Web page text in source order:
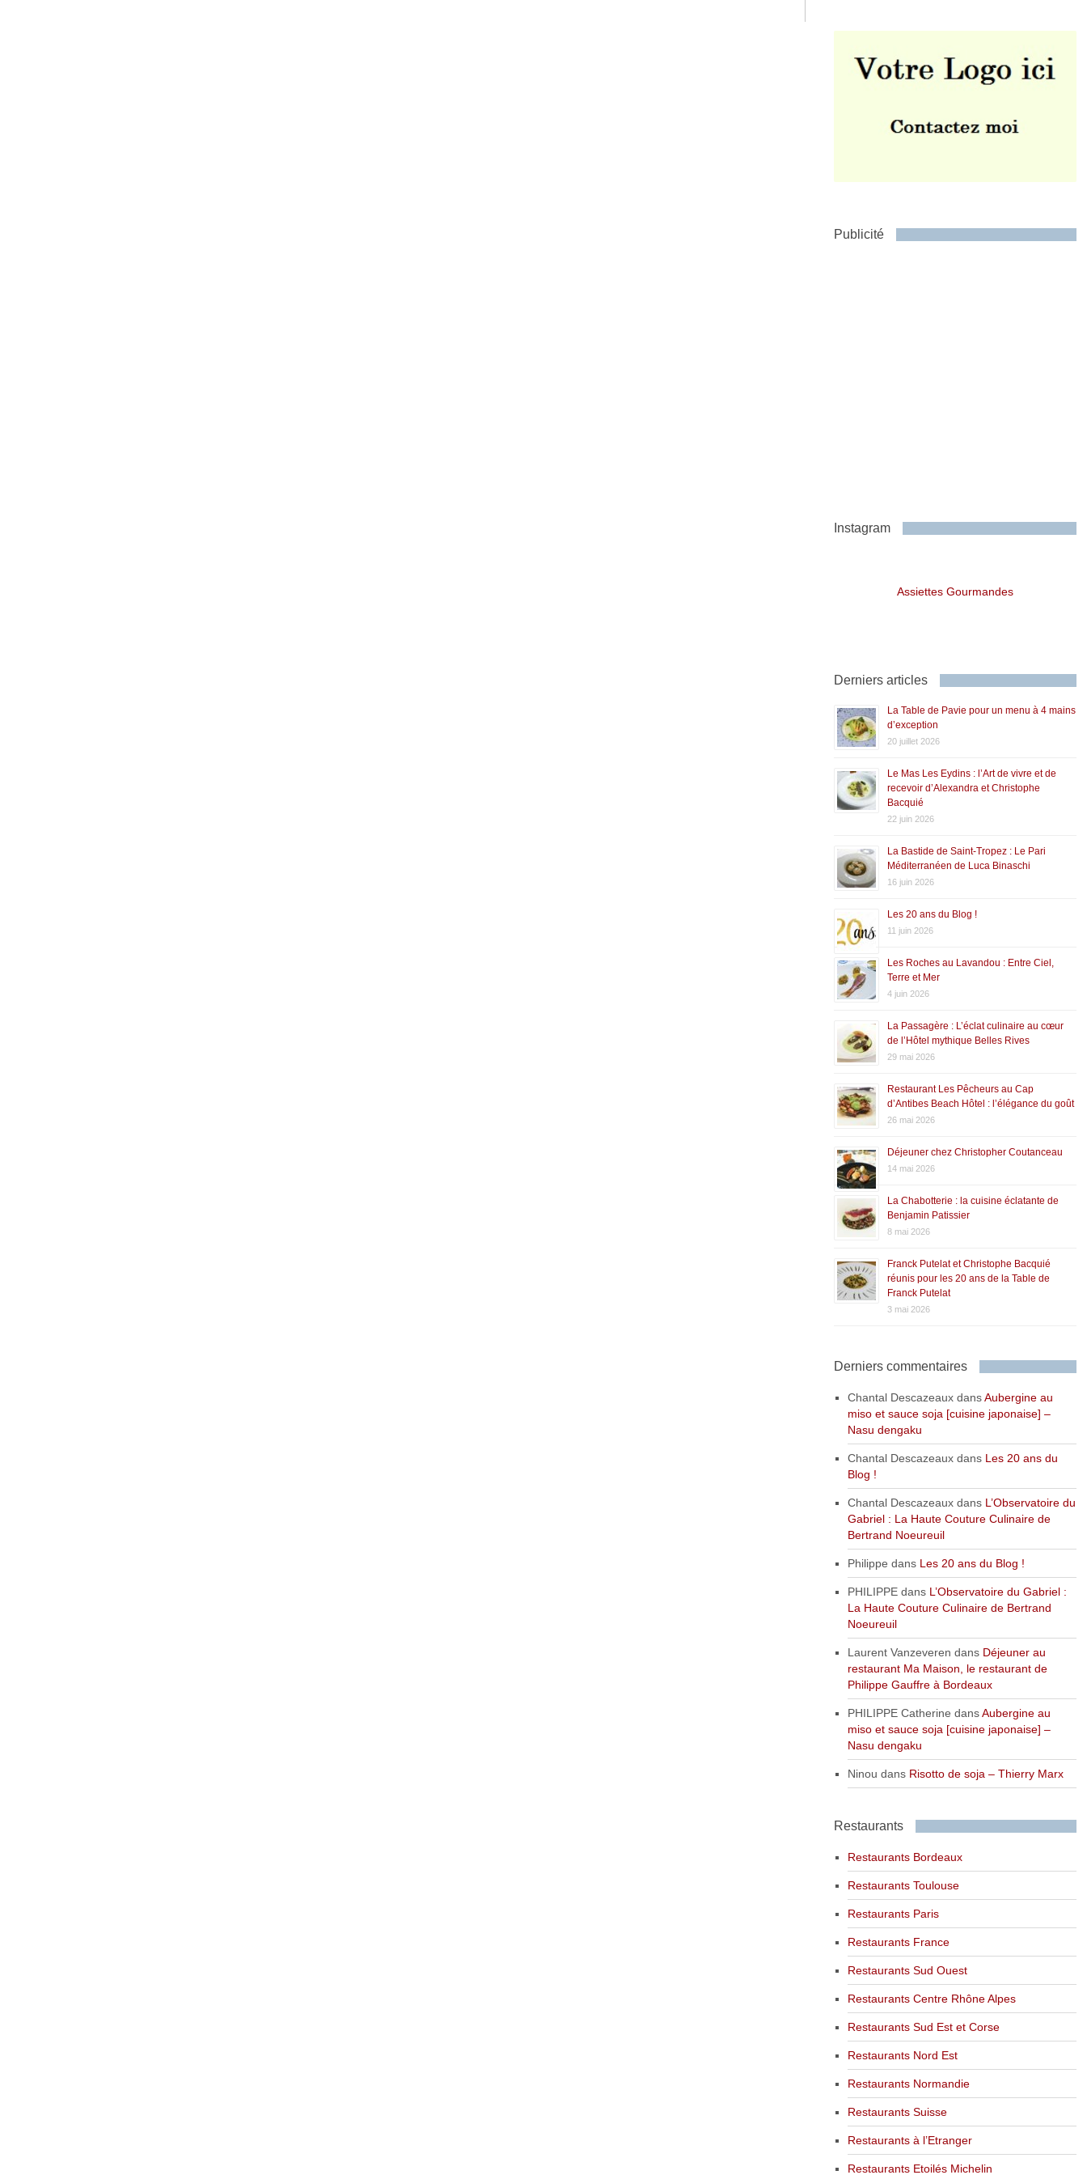
Publicité
Instagram
Assiettes Gourmandes
Derniers articles
La Table de Pavie pour un menu à 4 mains
d’exception
20 juillet 2026
Le Mas Les Eydins : l’Art de vivre et de
recevoir d’Alexandra et Christophe
Bacquié
22 juin 2026
La Bastide de Saint-Tropez : Le Pari
Méditerranéen de Luca Binaschi
16 juin 2026
Les 20 ans du Blog !
11 juin 2026
Les Roches au Lavandou : Entre Ciel,
Terre et Mer
4 juin 2026
La Passagère : L’éclat culinaire au cœur
de l’Hôtel mythique Belles Rives
29 mai 2026
Restaurant Les Pêcheurs au Cap
d’Antibes Beach Hôtel : l’élégance du goût
26 mai 2026
Déjeuner chez Christopher Coutanceau
14 mai 2026
La Chabotterie : la cuisine éclatante de
Benjamin Patissier
8 mai 2026
Franck Putelat et Christophe Bacquié
réunis pour les 20 ans de la Table de
Franck Putelat
3 mai 2026
Derniers commentaires
Chantal DescazeauxdansAubergine au
miso et sauce soja [cuisine japonaise] –
Nasu dengaku
Chantal Descazeauxdans Les 20 ans du
Blog !
Chantal Descazeauxdans L’Observatoire du
Gabriel : La Haute Couture Culinaire de
Bertrand Noeureuil
Philippe dans Les 20 ans du Blog !
PHILIPPEdans L’Observatoire du Gabriel :
La Haute Couture Culinaire de Bertrand
Noeureuil
Laurent Vanzeveren dans Déjeuner au
restaurant Ma Maison, le restaurant de
Philippe Gauffre à Bordeaux
PHILIPPE Catherine dansAubergine au
miso et sauce soja [cuisine japonaise] –
Nasu dengaku
Ninou dans Risotto de soja – Thierry Marx
Restaurants
Restaurants Bordeaux
Restaurants Toulouse
Restaurants Paris
Restaurants France
Restaurants Sud Ouest
Restaurants Centre Rhône Alpes
Restaurants Sud Est et Corse
Restaurants Nord Est
Restaurants Normandie
Restaurants Suisse
Restaurants à l’Etranger
Restaurants Etoilés Michelin